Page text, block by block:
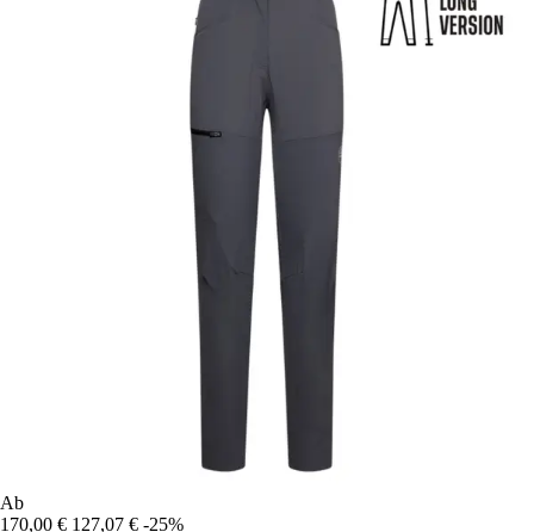
Ab
170,00 € 127,07 € -25%